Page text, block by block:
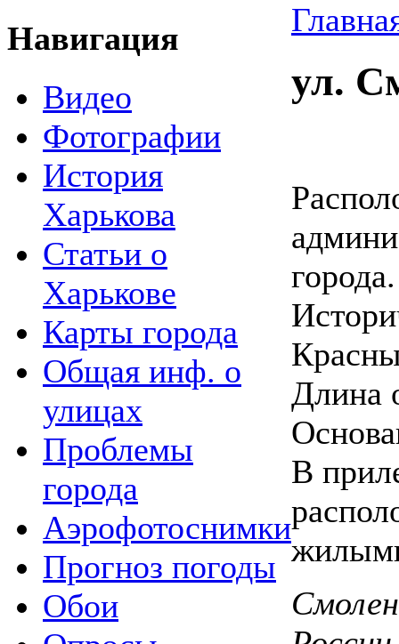
Навигация
Видео
Фотографии
История
Харькова
Статьи о
Харькове
Карты города
Общая инф. о
улицах
Проблемы
города
Аэрофотоснимки
Прогноз погоды
Обои
ул.
города.
Длина
В